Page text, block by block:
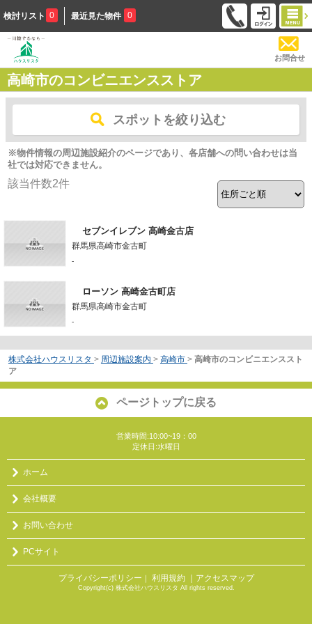
検討リスト 0 最近見た物件 0
お問合せ
高崎市のコンビニエンスストア
スポットを絞り込む
※物件情報の周辺施設紹介のページであり、各店舗への問い合わせは当
社では対応できません。
該当件数2件
セブンイレブン 高崎金古店
群馬県高崎市金古町
-
ローソン 高崎金古町店
群馬県高崎市金古町
-
株式会社ハウスリスタ > 周辺施設案内 > 高崎市 > 高崎市のコンビニエンススト
ア
ページトップに戻る
営業時間:10:00~19：00
定休日:水曜日
ホーム
会社概要
お問い合わせ
PCサイト
プライバシーポリシー ｜ 利用規約 ｜アクセスマップ
Copyright(c) 株式会社ハウスリスタ All rights reserved.